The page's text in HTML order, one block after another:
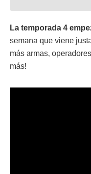
La temporada 4
semana que viene
más armas,
más!